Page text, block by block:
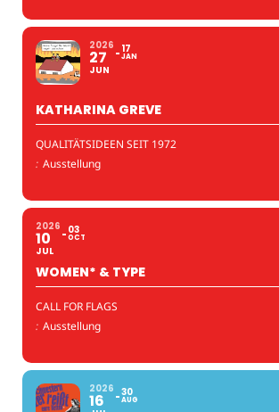
2026
27
JUN
17
JAN
KATHARINA GREVE
QUALITÄTSIDEEN SEIT 1972
: Ausstellung
2026
10
JUL
03
OCT
WOMEN* & TYPE
CALL FOR FLAGS
: Ausstellung
2026
16 30
AUG